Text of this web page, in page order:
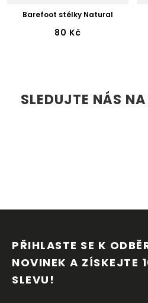
Barefoot stélky Natural
80 Kč
SLEDUJTE NÁS
PŘIHLASTE SE K
NOVINEK A ZÍSKEJTE
SLEVU!